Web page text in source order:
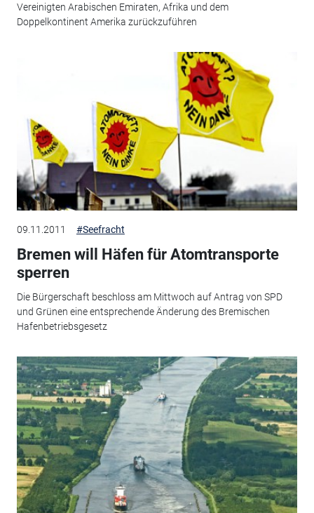
Vereinigten Arabischen Emiraten, Afrika und dem
Doppelkontinent Amerika zurückzuführen
09.11.2011 #Seefracht
Bremen will Häfen für Atomtransporte
sperren
Die Bürgerschaft beschloss am Mittwoch auf Antrag von SPD
und Grünen eine entsprechende Änderung des Bremischen
Hafenbetriebsgesetz